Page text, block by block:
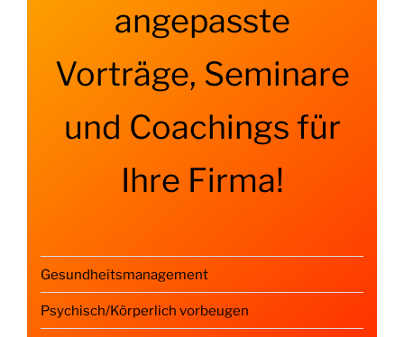
angepasste
Vorträge, Seminare
und Coachings für
Ihre Firma!
Gesundheitsmanagement
Psychisch/Körperlich vorbeugen